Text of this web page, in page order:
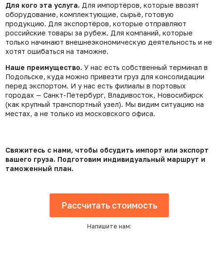
Для кого эта услуга. Для импортёров, которые ввозят
оборудование, комплектующие, сырьё, готовую
продукцию. Для экспортёров, которые отправляют
российские товары за рубеж. Для компаний, которые
только начинают внешнеэкономическую деятельность и не
хотят ошибаться на таможне.
Наше преимущество. У нас есть собственный терминал в
Подольске, куда можно привезти груз для консолидации
перед экспортом. И у нас есть филиалы в портовых
городах — Санкт-Петербург, Владивосток, Новосибирск
(как крупный транспортный узел). Мы видим ситуацию на
местах, а не только из московского офиса.
Свяжитесь с нами, чтобы обсудить импорт или экспорт
вашего груза. Подготовим индивидуальный маршрут и
таможенный план.
Рассчитать стоимость
Напишите нам: